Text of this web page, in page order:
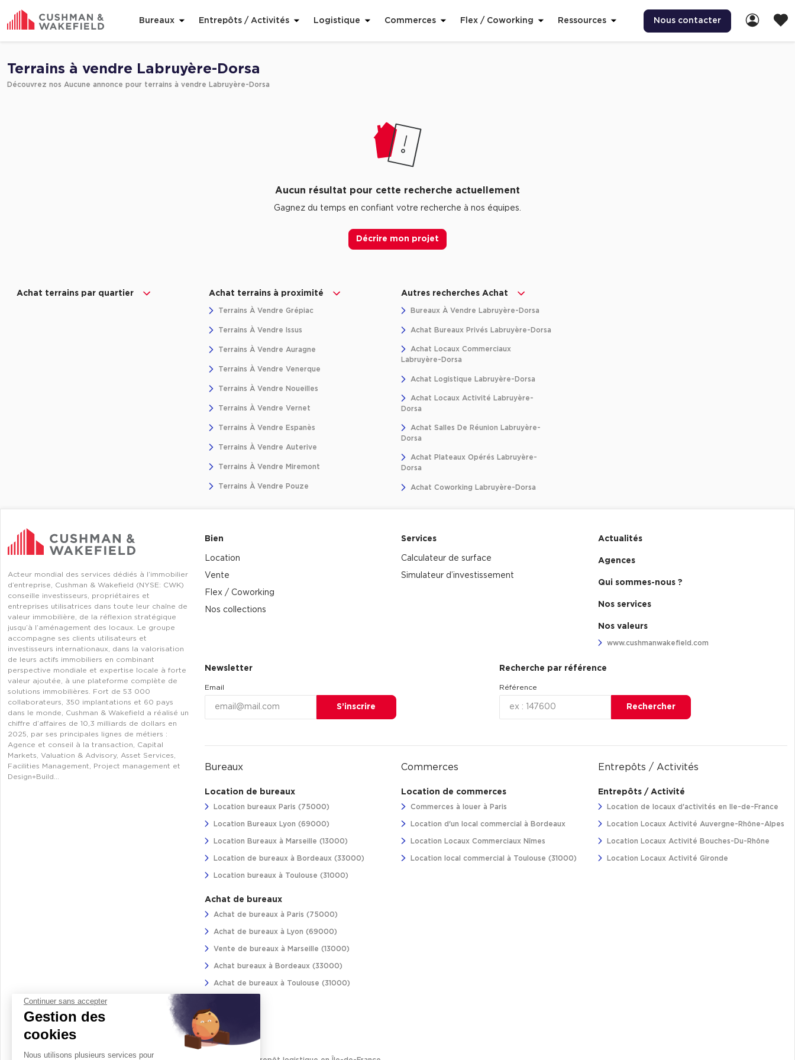
Bureaux Entrepôts / Activités Logistique Commerces Flex / Coworking Ressources Nous contacter
Terrains à vendre Labruyère-Dorsa
Découvrez nos Aucune annonce pour terrains à vendre Labruyère-Dorsa
Aucun résultat pour cette recherche actuellement
Gagnez du temps en confiant votre recherche à nos équipes.
Décrire mon projet
Achat terrains par quartier Achat terrains à proximité
Terrains À Vendre Grépiac
Terrains À Vendre Issus
Terrains À Vendre Auragne
Terrains À Vendre Venerque
Terrains À Vendre Noueilles
Terrains À Vendre Vernet
Terrains À Vendre Espanès
Terrains À Vendre Auterive
Terrains À Vendre Miremont
Terrains À Vendre Pouze
Autres recherches Achat
Bureaux À Vendre Labruyère-Dorsa
Achat Bureaux Privés Labruyère-Dorsa
Achat Locaux Commerciaux
Labruyère-Dorsa
Achat Logistique Labruyère-Dorsa
Achat Locaux Activité Labruyère-
Dorsa
Achat Salles De Réunion Labruyère-
Dorsa
Achat Plateaux Opérés Labruyère-
Dorsa
Achat Coworking Labruyère-Dorsa
Acteur mondial des services dédiés à l’immobilier
d’entreprise, Cushman & Wakefield (NYSE: CWK)
conseille investisseurs, propriétaires et
entreprises utilisatrices dans toute leur chaîne de
valeur immobilière, de la réflexion stratégique
jusqu’à l’aménagement des locaux. Le groupe
accompagne ses clients utilisateurs et
investisseurs internationaux, dans la valorisation
de leurs actifs immobiliers en combinant
perspective mondiale et expertise locale à forte
valeur ajoutée, à une plateforme complète de
solutions immobilières. Fort de 53 000
collaborateurs, 350 implantations et 60 pays
dans le monde, Cushman & Wakefield a réalisé un
chiffre d’affaires de 10,3 milliards de dollars en
2025, par ses principales lignes de métiers :
Agence et conseil à la transaction, Capital
Markets, Valuation & Advisory, Asset Services,
Facilities Management, Project management et
Design+Build…
Bien
Location
Vente
Flex / Coworking
Nos collections
Services
Calculateur de surface
Simulateur d’investissement
Actualités
Agences
Qui sommes-nous ?
Nos services
Nos valeurs
www.cushmanwakefield.com
Newsletter
Email
S’inscrire
Recherche par référence
Référence
Rechercher
Bureaux
Location de bureaux
Location bureaux Paris (75000)
Location Bureaux Lyon (69000)
Location Bureaux à Marseille (13000)
Location de bureaux à Bordeaux (33000)
Location bureaux à Toulouse (31000)
Achat de bureaux
Achat de bureaux à Paris (75000)
Achat de bureaux à Lyon (69000)
Vente de bureaux à Marseille (13000)
Achat bureaux à Bordeaux (33000)
Achat de bureaux à Toulouse (31000)
Commerces
Location de commerces
Commerces à louer à Paris
Location d'un local commercial à Bordeaux
Location Locaux Commerciaux Nîmes
Location local commercial à Toulouse (31000)
Entrepôts / Activités
Entrepôts / Activité
Location de locaux d'activités en Ile-de-France
Location Locaux Activité Auvergne-Rhône-Alpes
Location Locaux Activité Bouches-Du-Rhône
Location Locaux Activité Gironde
Logistique
Location
Continuer sans accepter
Gestion des
cookies
Nous utilisons plusieurs services pour